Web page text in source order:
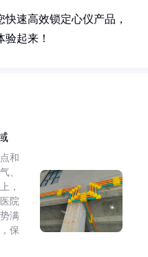
速高效锁定心仪产品，
起来！
和
、
，
院
满
保